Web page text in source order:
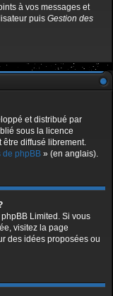
à vos messages et
puis Gestion des
et distribué par
sous la licence
diffusé librement.
de phpBB » (en anglais).
Limited. Si vous
visitez la page
des idées proposées ou